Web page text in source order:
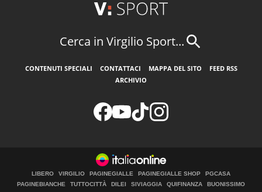
Cerca in Virgilio Sport...
CONTENUTI SPECIALI CONTATTACI MAPPA DEL SITO
FEED RSS
ARCHIVIO
LIBERO VIRGILIO PAGINEGIALLE PAGINEGIALLE SHOP
PGCASA
PAGINEBIANCHE
TUTTOCITTÀ DILEI SIVIAGGIA QUIFINANZA
BUONISSIMO